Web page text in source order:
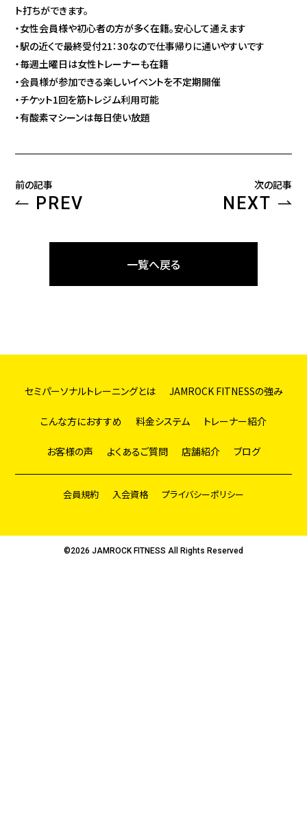
ト打ちができます。
・女性会員様や初心者の方が多く在籍。安心して通えます
・駅の近くで最終受付21：30なので仕事帰りに通いやすいです
・毎週土曜日は女性トレーナーも在籍
・会員様が参加できる楽しいイベントを不定期開催
・チケット1回を筋トレジム利用可能
・有酸素マシーンは毎日使い放題
前の記事
PREV
次の記事
NEXT
一覧へ戻る
セミパーソナルトレーニングとは JAMROCK FITNESSの強み
こんな方におすすめ 料金システム トレーナー紹介
お客様の声 よくあるご質問 店舗紹介 ブログ
会員規約 入会資格 プライバシーポリシー
©2026 JAMROCK FITNESS All Rights Reserved